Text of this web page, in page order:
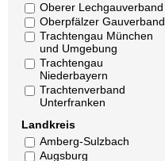
Oberer Lechgauverband
Oberpfälzer Gauverband
Trachtengau München
und Umgebung
Trachtengau
Niederbayern
Trachtenverband
Unterfranken
Landkreis
Amberg-Sulzbach
Augsburg